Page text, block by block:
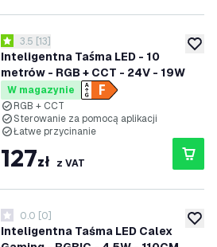
Inteligentna Taśma LED - 10
metrów - RGB + CCT - 24V - 19W
otwórz panel recenzji
3.5 Gwiazdki oceny
3.5 [13]
W magazynie
RGB + CCT
Sterowanie za pomocą aplikacji
Łatwe przycinanie
127zł z VAT
Inteligentna Taśma LED Calex
0 Gwiazdki oceny
0.0 [0]